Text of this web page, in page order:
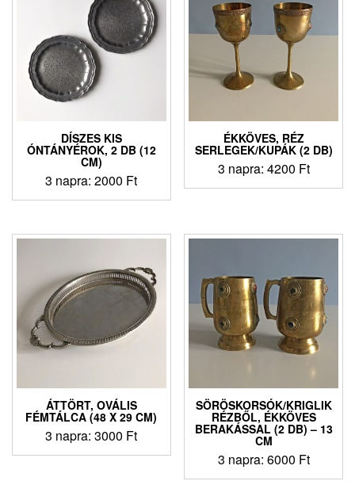
DÍSZES KIS
ÓNTÁNYÉROK, 2 DB (12
CM)
3 napra:2000 Ft
ÉKKÖVES, RÉZ
SERLEGEK/KUPÁK (2 DB)
3 napra: 4200 Ft
ÁTTÖRT, OVÁLIS
FÉMTÁLCA (48 X 29 CM)
3 napra:3000 Ft
SÖRÖSKORSÓK/KRIGLIK
RÉZBŐL, ÉKKÖVES
BERAKÁSSAL (2 DB) – 13
CM
3 napra: 6000 Ft